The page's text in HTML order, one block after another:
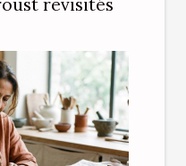
revisités